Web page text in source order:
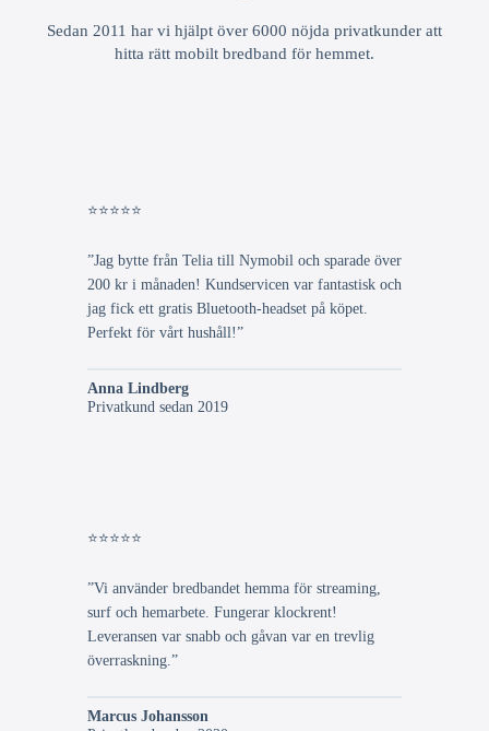
Sedan 2011 har vi hjälpt över 6000 nöjda privatkunder att
hitta rätt mobilt bredband för hemmet.
⭐⭐⭐⭐⭐
”Jag bytte från Telia till Nymobil och sparade över
200 kr i månaden! Kundservicen var fantastisk och
jag fick ett gratis Bluetooth-headset på köpet.
Perfekt för vårt hushåll!”
Anna Lindberg
Privatkund sedan 2019
⭐⭐⭐⭐⭐
”Vi använder bredbandet hemma för streaming,
surf och hemarbete. Fungerar klockrent!
Leveransen var snabb och gåvan var en trevlig
överraskning.”
Marcus Johansson